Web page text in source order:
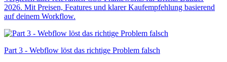
2026. Mit Preisen, Features und klarer Kaufempfehlung basierend
auf deinem Workflow.
Part 3 - Webflow löst das richtige Problem falsch